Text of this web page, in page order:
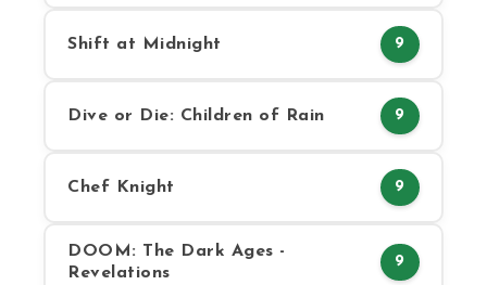
Shift at Midnight 9
Dive or Die: Children of Rain 9
Chef Knight 9
DOOM: The Dark Ages -
Revelations
9